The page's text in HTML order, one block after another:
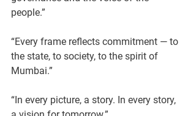
people.”
“Every frame reflects commitment — to
the state, to society, to the spirit of
Mumbai.”
“In every picture, a story. In every story,